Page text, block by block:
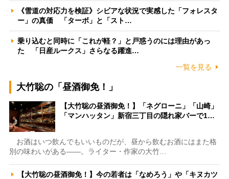
《雪道の対応力を検証》シビアな状況で実感した「フォレスタ
ー」の真価 「ターボ」と「スト…
乗り込むと同時に「これが軽？」と戸惑うのには理由があっ
た 「日産ルークス」さらなる躍進…
一覧を見る
大竹聡の「昼酒御免！」
【大竹聡の昼酒御免！】「ネグローニ」「山崎」
「マンハッタン」新宿三丁目の隠れ家バーで1…
お酒はいつ飲んでもいいものだが、昼から飲むお酒にはまた格
別の味わいがある――。ライター・作家の大竹…
【大竹聡の昼酒御免！】今の若者は「なめろう」や「キヌカツ